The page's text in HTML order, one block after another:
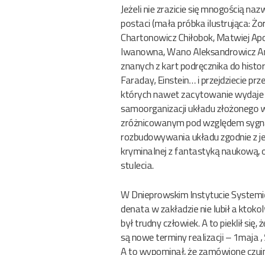
Jeżeli nie zrazicie się mnogością
postaci (mała próbka ilustrująca:
Chartonowicz Chiłobok, Matwiej
Iwanowna, Wano Aleksandrowicz
znanych z kart podręcznika do
Faraday, Einstein… i przejdziecie
których nawet zacytowanie wydaje
samoorganizacji układu
zróżnicowanym pod względem
rozbudowywania układu zgodnie z
kryminalnej z fantastyką naukową,
stulecia.
W Dnieprowskim Instytucie
denata w zakładzie nie lubił a
był trudny człowiek. A to pieklił
są nowe terminy realizacji – 1maja
A to wypominał, że zamówione